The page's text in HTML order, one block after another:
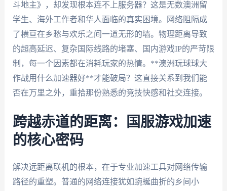
斗地主》，却发现根本连不上服务器？这是无数澳洲留
学生、海外工作者和华人面临的真实困境。网络阻隔成
了横亘在乡愁与欢乐之间一道无形的墙。物理距离导致
的超高延迟、复杂国际线路的堵塞、国内游戏IP的严苛限
制，每一个因素都在消耗玩家的热情。**澳洲玩球球大
作战用什么加速器好**才能破局？这直接关系到我们能
否在万里之外，重拾那份熟悉的竞技快感和社交连接。
跨越赤道的距离：国服游戏加速
的核心密码
解决远距离联机的根本，在于专业加速工具对网络传输
路径的重塑。普通的网络连接犹如蜿蜒曲折的乡间小